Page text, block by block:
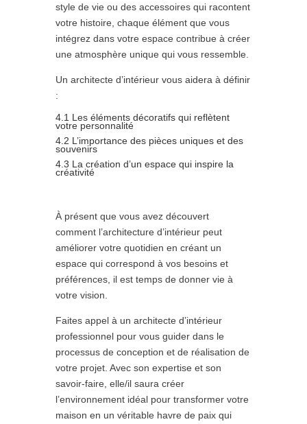
style de vie ou des accessoires qui racontent
votre histoire, chaque élément que vous
intégrez dans votre espace contribue à créer
une atmosphère unique qui vous ressemble.
Un architecte d’intérieur vous aidera à définir
:
4.1 Les éléments décoratifs qui reflètent
votre personnalité
4.2 L’importance des pièces uniques et des
souvenirs
4.3 La création d’un espace qui inspire la
créativité
À présent que vous avez découvert
comment l’architecture d’intérieur peut
améliorer votre quotidien en créant un
espace qui correspond à vos besoins et
préférences, il est temps de donner vie à
votre vision.
Faites appel à un architecte d’intérieur
professionnel pour vous guider dans le
processus de conception et de réalisation de
votre projet. Avec son expertise et son
savoir-faire, elle/il saura créer
l’environnement idéal pour transformer votre
maison en un véritable havre de paix qui